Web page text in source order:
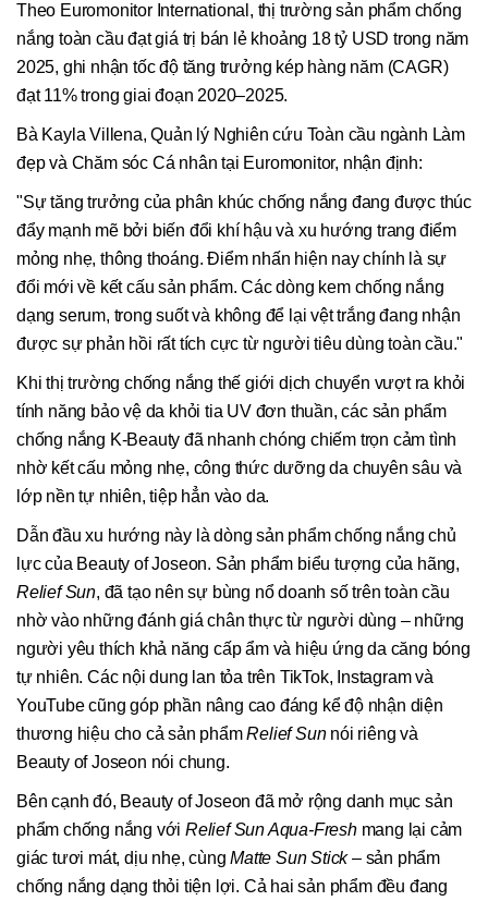
Theo Euromonitor International, thị trường sản phẩm chống
nắng toàn cầu đạt giá trị bán lẻ khoảng 18 tỷ USD trong năm
2025, ghi nhận tốc độ tăng trưởng kép hàng năm (CAGR)
đạt 11% trong giai đoạn 2020–2025.
Bà Kayla Villena, Quản lý Nghiên cứu Toàn cầu ngành Làm
đẹp và Chăm sóc Cá nhân tại Euromonitor, nhận định:
"Sự tăng trưởng của phân khúc chống nắng đang được thúc
đẩy mạnh mẽ bởi biến đổi khí hậu và xu hướng trang điểm
mỏng nhẹ, thông thoáng. Điểm nhấn hiện nay chính là sự
đổi mới về kết cấu sản phẩm. Các dòng kem chống nắng
dạng serum, trong suốt và không để lại vệt trắng đang nhận
được sự phản hồi rất tích cực từ người tiêu dùng toàn cầu."
Khi thị trường chống nắng thế giới dịch chuyển vượt ra khỏi
tính năng bảo vệ da khỏi tia UV đơn thuần, các sản phẩm
chống nắng K-Beauty đã nhanh chóng chiếm trọn cảm tình
nhờ kết cấu mỏng nhẹ, công thức dưỡng da chuyên sâu và
lớp nền tự nhiên, tiệp hẳn vào da.
Dẫn đầu xu hướng này là dòng sản phẩm chống nắng chủ
lực của Beauty of Joseon. Sản phẩm biểu tượng của hãng,
Relief Sun, đã tạo nên sự bùng nổ doanh số trên toàn cầu
nhờ vào những đánh giá chân thực từ người dùng – những
người yêu thích khả năng cấp ẩm và hiệu ứng da căng bóng
tự nhiên. Các nội dung lan tỏa trên TikTok, Instagram và
YouTube cũng góp phần nâng cao đáng kể độ nhận diện
thương hiệu cho cả sản phẩmRelief Sunnói riêng và
Beauty of Joseon nói chung.
Bên cạnh đó, Beauty of Joseon đã mở rộng danh mục sản
phẩm chống nắng vớiRelief Sun Aqua-Freshmang lại cảm
giác tươi mát, dịu nhẹ, cùngMatte Sun Stick– sản phẩm
chống nắng dạng thỏi tiện lợi. Cả hai sản phẩm đều đang